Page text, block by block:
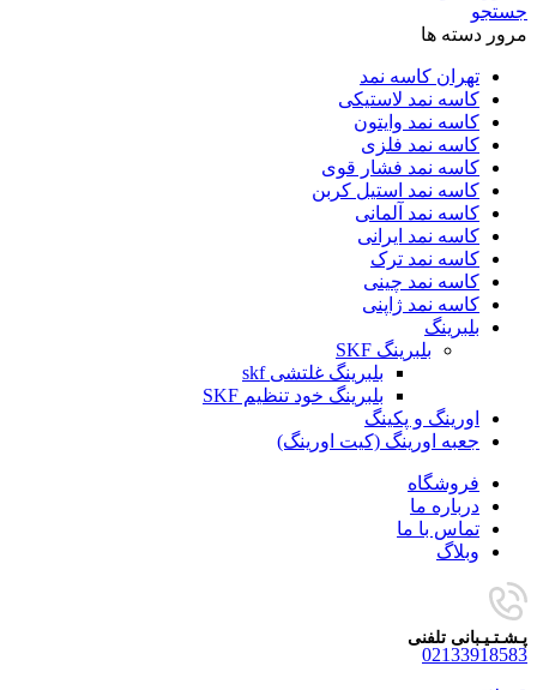
جستجو
مرور دسته ها
تهران کاسه نمد
کاسه نمد لاستیکی
کاسه نمد وایتون
کاسه نمد فلزی
کاسه نمد فشار قوی
کاسه نمد استیل کربن
کاسه نمد آلمانی
کاسه نمد ایرانی
کاسه نمد ترک
کاسه نمد چینی
کاسه نمد ژاپنی
بلبرینگ
بلبرینگ SKF
بلبرینگ غلتشی skf
بلبرینگ خود تنظیم SKF
اورینگ و پکینگ
جعبه اورینگ (کیت اورینگ)
فروشگاه
درباره ما
تماس با ما
وبلاگ
پـشـتـیـبانی تلفنی
02133918583